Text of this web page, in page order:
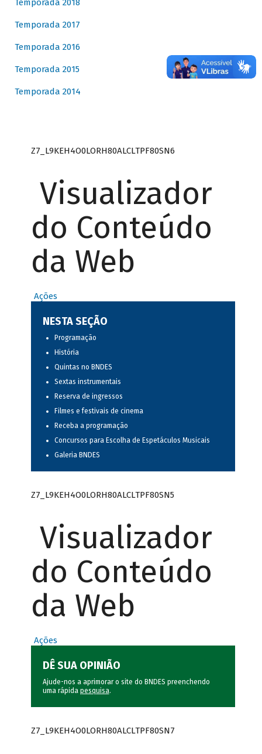
Temporada 2018
Temporada 2017
Temporada 2016
Temporada 2015
Temporada 2014
Z7_L9KEH4O0LORH80ALCLTPF80SN6
Visualizador
do Conteúdo
da Web
Ações
NESTA SEÇÃO
Programação
História
Quintas no BNDES
Sextas instrumentais
Reserva de ingressos
Filmes e festivais de cinema
Receba a programação
Concursos para Escolha de Espetáculos Musicais
Galeria BNDES
Z7_L9KEH4O0LORH80ALCLTPF80SN5
Visualizador
do Conteúdo
da Web
Ações
DÊ SUA OPINIÃO
Ajude-nos a aprimorar o site do BNDES preenchendo
uma rápida pesquisa.
Z7_L9KEH4O0LORH80ALCLTPF80SN7